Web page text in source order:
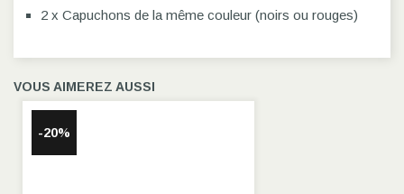
2 x Capuchons de la même couleur (noirs ou rouges)
VOUS AIMEREZ AUSSI
-20%